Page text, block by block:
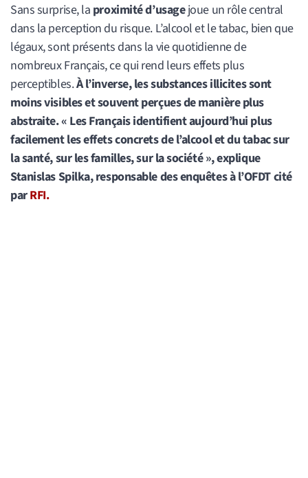
Sans surprise, la proximité d’usagejoue un rôle central
dans la perception du risque. L’alcool et le tabac, bien que
légaux, sont présents dans la vie quotidienne de
nombreux Français, ce qui rend leurs effets plus
perceptibles.À l’inverse, les substances illicites sont
moins visibles et souvent perçues de manière plus
abstraite. « Les Français identifient aujourd’hui plus
facilement les effets concrets de l’alcool et du tabac sur
la santé, sur les familles, sur la société », explique
Stanislas Spilka, responsable des enquêtes à l’OFDT cité
parRFI.